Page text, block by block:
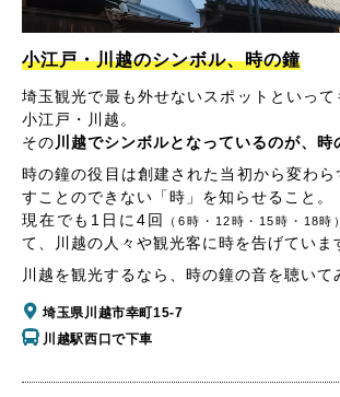
小江戸・川越のシンボル、時の鐘
埼玉観光で最も外せないスポットといって
小江戸・川越。
その川越でシンボルとなっているのが、時
時の鐘の役目は創建された当初から変わ
すことのできない「時」を知らせること。
現在でも1日に4回
（6時・12時・15時・18時
て、川越の人々や観光客に時を告げていま
川越を観光するなら、時の鐘の音を聴いて
埼玉県川越市幸町15-7
川越駅西口で下車